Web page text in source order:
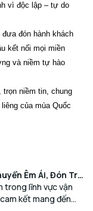
vì độc lập – tự do
đón hành khách
kết nối mọi miền
và niềm tự hào
niềm tin, chung
của mùa Quốc
Êm Ái, Đón Trả
trong lĩnh vực vận
kết mang đến